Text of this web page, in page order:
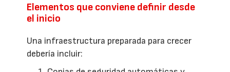
Elementos que conviene definir desde
el inicio
Una infraestructura preparada para crecer
debería incluir: